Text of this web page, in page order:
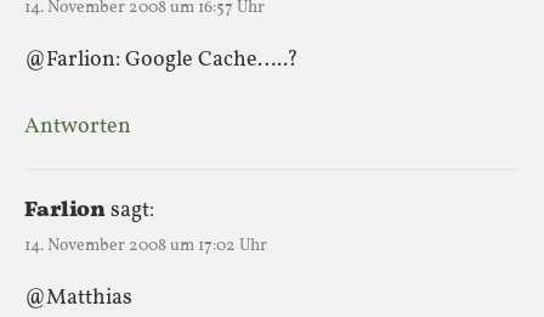
14. November 2008 um 16:57 Uhr
@Farlion: Google Cache…..?
Antworten
Farlionsagt:
14. November 2008 um 17:02 Uhr
@Matthias